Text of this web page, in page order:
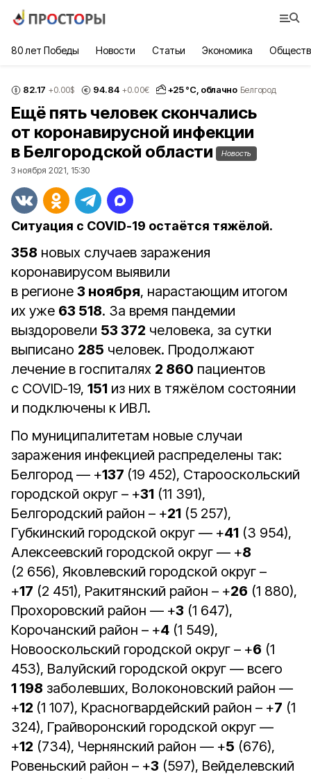
80 лет Победы Новости Статьи Экономика
82.17 +0.00$ 94.84 +0.00€ +25°С, облачно Белгород
Ещё пять человек скончались
от коронавирусной инфекции
в Белгородской области
Новость
3 ноября 2021, 15:30
Ситуация с COVID-19 остаётся тяжёлой.
358 новых случаев заражения
коронавирусом выявили
в регионе 3 ноября, нарастающим итогом
их уже 63 518. За время пандемии
выздоровели 53 372 человека, за сутки
выписано 285 человек. Продолжают
лечение в госпиталях 2 860 пациентов
с COVID-19, 151 из них в тяжёлом состоянии
и подключены к ИВЛ.
По муниципалитетам новые случаи
заражения инфекцией распределены так:
Белгород — +137 (19 452), Старооскольский
городской округ – +31 (11 391),
Белгородский район – +21 (5 257),
Губкинский городской округ — +41 (3 954),
Алексеевский городской округ — +8
(2 656), Яковлевский городской округ –
+17 (2 451), Ракитянский район – +26 (1 880),
Прохоровский район — +3 (1 647),
Корочанский район – +4 (1 549),
Новооскольский городской округ – +6 (1
453), Валуйский городской округ — всего
1 198 заболевших, Волоконовский район —
+12 (1 107), Красногвардейский район – +7 (1
324), Грайворонский городской округ —
+12 (734), Чернянский район — +5 (676),
Ровеньский район – +3 (597), Вейделевский